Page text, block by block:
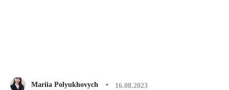
Mariia Polyukhovych 16.08.2023